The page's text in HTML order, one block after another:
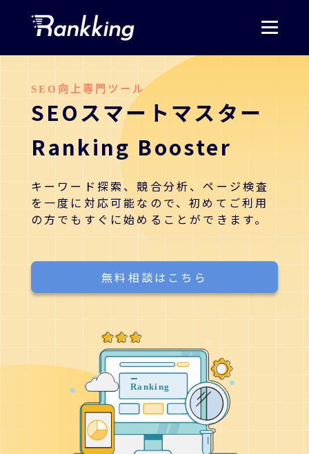
SEO向上専門ツール
SEOスマートマスター
Ranking Booster
キーワード探索、競合分析、ページ検査
を一度に対応可能なので、初めてご利用
の方でもすぐに始めることができます。
無料相談はこちら